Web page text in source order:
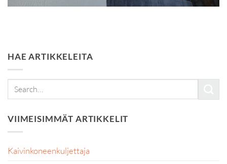
HAE ARTIKKELEITA
VIIMEISIMMÄT ARTIKKELIT
Kaivinkoneenkuljettaja